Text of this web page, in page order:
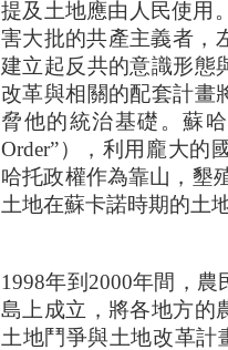
提及土地應由人民使用
害大批的共產主義者，
建立起反共的意識形態
改革與相關的配套計畫
脅他的統治基礎。蘇
Order” ），利用龐大的
哈托政權作為靠山，墾
土地在蘇卡諾時期的土
1998年到 2000年間，農
島上成立，將各地方的
土地鬥爭與土地改革計